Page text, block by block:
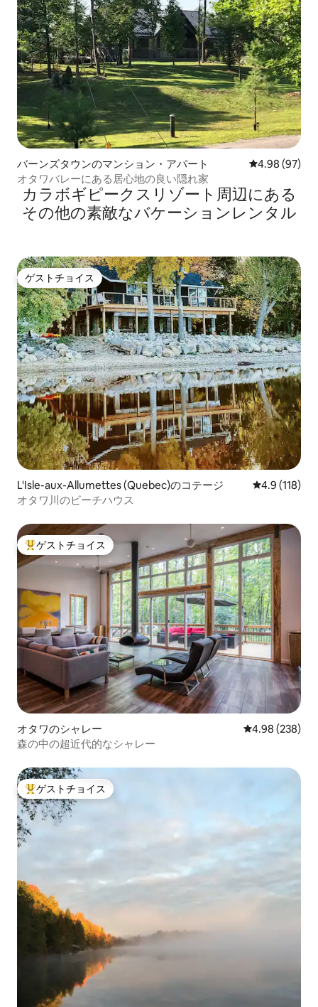
バーンズタウンのマンション・アパート レビュー97
4.98 (97)
オタワバレーにある居心地の良い隠れ家
カラボギピークスリゾート⁠周⁠辺⁠に⁠あ⁠る
そ⁠の⁠他⁠の素⁠敵⁠なバ⁠ケ⁠ー⁠シ⁠ョ⁠ン⁠レ⁠ン⁠タ⁠ル
ゲストチョイス
ゲストチョイス
L'Isle-aux-Allumettes (Quebec)のコテージ レビュー118
4.9 (118)
オタワ川のビーチハウス
大好評のゲストチョイスです。
ゲストチョイス
オタワのシャレー レビュー238
4.98 (238)
森の中の超近代的なシャレー
大好評のゲストチョイスです。
ゲストチョイス